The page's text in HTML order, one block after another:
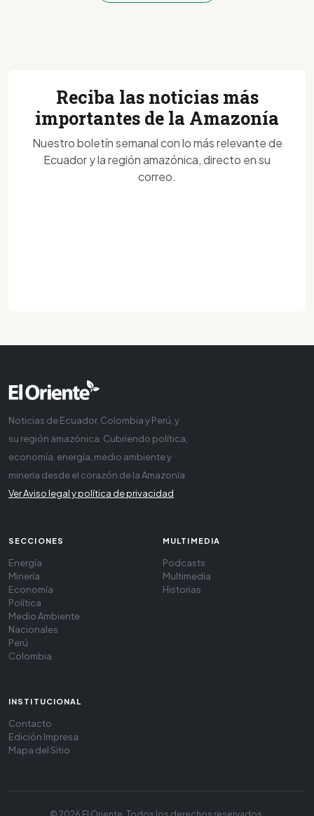
Reciba las noticias más
importantes de la Amazonía
Nuestro boletín semanal con lo más relevante de
Ecuador y la región amazónica, directo en su
correo.
Noticias de Ecuador, Colombia y Perú, y
su región amazónica. Cubriendo política,
economía, energía, medio ambiente y
minería desde el corazón de la Amazonía
Ver Aviso legal y política de privacidad
SECCIONES
Energía
Minería
Economía
Política
Medio Ambiente
Nacionales
Perú
Colombia
MULTIMEDIA
Podcasts
Multimedia
Historias
INSTITUCIONAL
Contacto
Edición Impresa
Mapa del Sitio